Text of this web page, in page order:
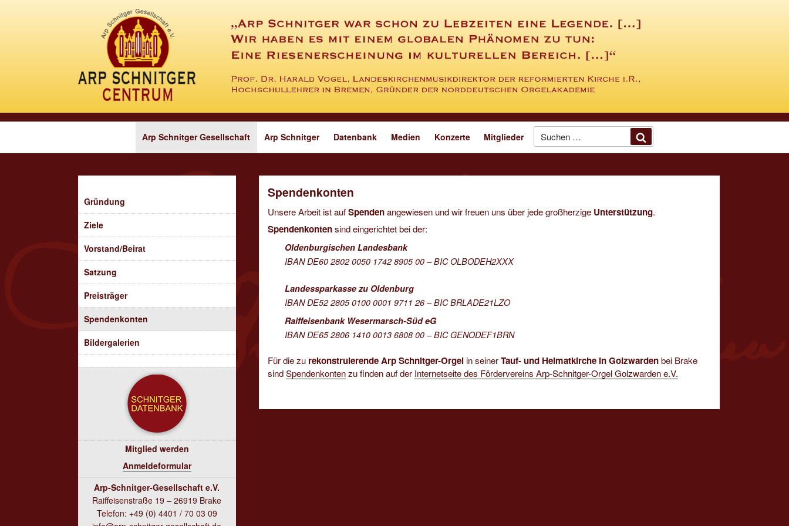
Arp Schnitger Gesellschaft Arp Schnitger Datenbank Medien Konzerte Mitglieder
nach:
Spendenkonten
Unsere Arbeit ist aufSpendenangewiesen und wir freuen uns über jede großherzige Unterstützung.
Spendenkontensind eingerichtet bei der:
Oldenburgischen Landesbank
IBAN DE60 2802 0050 1742 8905 00 – BIC OLBODEH2XXX
Landessparkasse zu Oldenburg
IBAN DE52 2805 0100 0001 9711 26 – BIC BRLADE21LZO
Raiffeisenbank Wesermarsch-Süd eG
IBAN DE65 2806 1410 0013 6808 00 – BIC GENODEF1BRN
Für die zu rekonstruierende Arp Schnitger-Orgel in seinerTauf- und Heimatkirche in Golzwardenbei Brake
sindSpendenkontenzu finden auf der Internetseite des Fördervereins Arp-Schnitger-Orgel Golzwarden e.V.
Gründung
Ziele
Vorstand/Beirat
Satzung
Preisträger
Spendenkonten
Bildergalerien
Mitglied werden
Anmeldeformular
Arp-Schnitger-Gesellschaft e.V.
Raiffeisenstraße 19 – 26919 Brake
Telefon: +49 (0) 4401 / 70 03 09